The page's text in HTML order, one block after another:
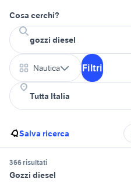
Cosa cerchi?
Nautica Filtri
Salva ricerca
366 risultati
Gozzi diesel